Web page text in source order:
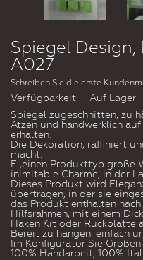
Spiegel
A027
Schreiben Sie die erste
Verfügbarkeit:
Auf Lager
Spiegel zugeschnitten, zu
Ätzen und handwerklich
erhalten.
Die Dekoration, raffiniert
macht.
E ‚einen Produkttyp große
inimitable Charme, in der
Dieses Produkt wird
übertragen, in der sie
das Produkt enthalten
Hilfsrahmen, mit einem
Haken Kit oder Rückplatte
Bereit zu hängen. einfach
Im Konfigurator Sie
100% Handarbeit, 100%